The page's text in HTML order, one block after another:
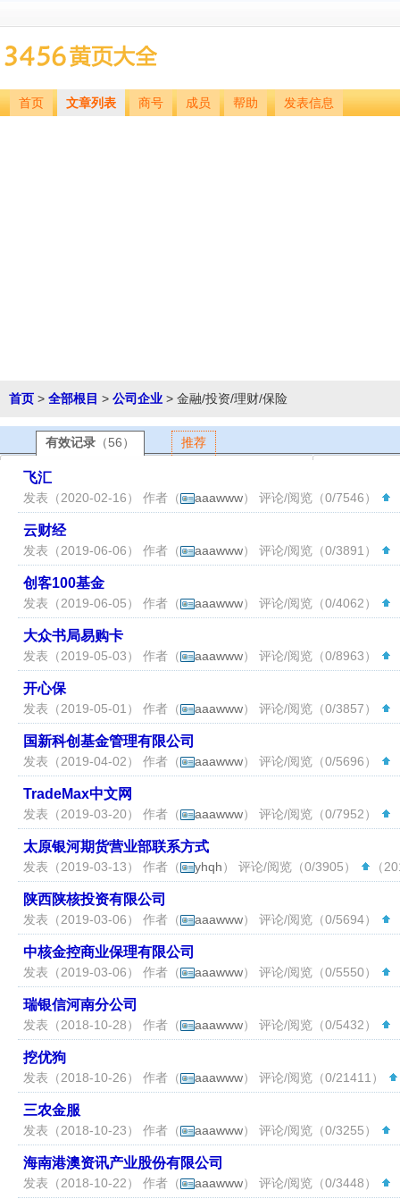
首页 文章列表 商号 成员 帮助 发表信息
首页 > 全部根目 > 公司企业 > 金融/投资/理财/保险
有效记录 （56） 推荐
飞汇
发表（2020-02-16） 作者（ aaawww） 评论/阅览（0/7546）
云财经
发表（2019-06-06） 作者（ aaawww） 评论/阅览（0/3891）
创客100基金
发表（2019-06-05） 作者（ aaawww） 评论/阅览（0/4062）
大众书局易购卡
发表（2019-05-03） 作者（ aaawww） 评论/阅览（0/8963）
开心保
发表（2019-05-01） 作者（ aaawww） 评论/阅览（0/3857）
国新科创基金管理有限公司
发表（2019-04-02） 作者（ aaawww） 评论/阅览（0/5696）
TradeMax中文网
发表（2019-03-20） 作者（ aaawww） 评论/阅览（0/7952）
太原银河期货营业部联系方式
发表（2019-03-13） 作者（ yhqh） 评论/阅览（0/3905） （
陕西陕核投资有限公司
发表（2019-03-06） 作者（ aaawww） 评论/阅览（0/5694）
中核金控商业保理有限公司
发表（2019-03-06） 作者（ aaawww） 评论/阅览（0/5550）
瑞银信河南分公司
发表（2018-10-28） 作者（ aaawww） 评论/阅览（0/5432）
挖优狗
发表（2018-10-26） 作者（ aaawww） 评论/阅览（0/21411）
三农金服
发表（2018-10-23） 作者（ aaawww） 评论/阅览（0/3255）
海南港澳资讯产业股份有限公司
发表（2018-10-22） 作者（ aaawww） 评论/阅览（0/3448）